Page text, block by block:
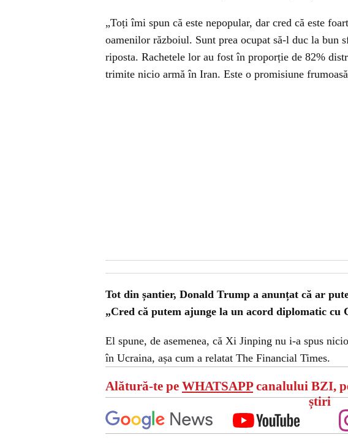
„Toți îmi spun că este nepopular, dar cred că este
oamenilor războiul. Sunt prea ocupat să-l duc la bun
riposta. Rachetele lor au fost în proporție de 82%
trimite nicio armă în Iran. Este o promisiune
Tot din șantier, Donald Trump a anunțat că ar
„Cred că putem ajunge la un acord diplomatic cu
El spune, de asemenea, că Xi Jinping nu i-a spus
în Ucraina, așa cum a relatat The Financial Times.
Alătură-te pe WHATSAPPcanalului BZI,
știri